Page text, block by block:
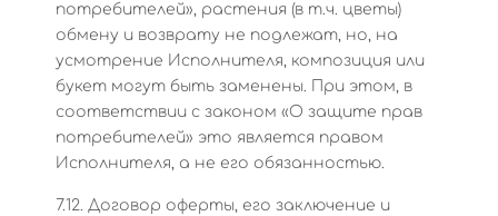
потребителей», растения (в т.ч. цветы)
обмену и возврату не подлежат, но, на
усмотрение Исполнителя, композиция или
букет могут быть заменены. При этом, в
соответствии с законом «О защите прав
потребителей» это является правом
Исполнителя, а не его обязанностью.
7.12. Договор оферты, его заключение и